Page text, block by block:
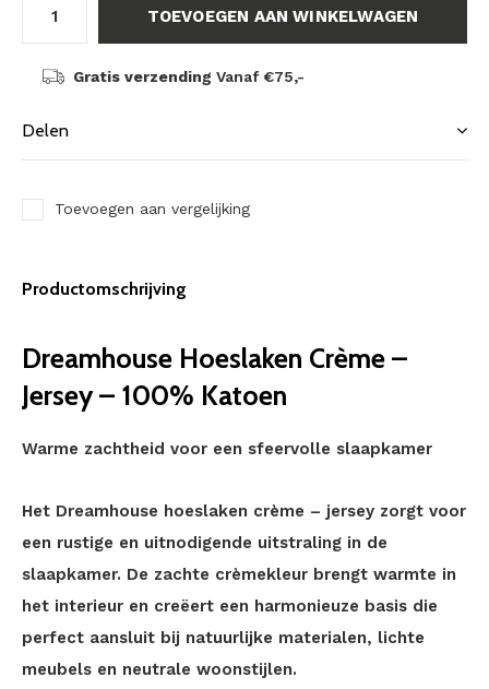
TOEVOEGEN AAN WINKELWAGEN
Gratis verzending Vanaf €75,-
Delen
Toevoegen aan vergelijking
Productomschrijving
Dreamhouse Hoeslaken Crème –
Jersey – 100% Katoen
Warme zachtheid voor een sfeervolle slaapkamer
Het Dreamhouse hoeslaken crème – jersey zorgt voor
een rustige en uitnodigende uitstraling in de
slaapkamer. De zachte crèmekleur brengt warmte in
het interieur en creëert een harmonieuze basis die
perfect aansluit bij natuurlijke materialen, lichte
meubels en neutrale woonstijlen.